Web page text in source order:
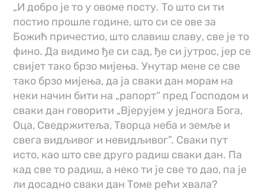
„И добро је то у овоме посту. То што си ти
постио прошле године, што си се ове за
Божић причестио, што славиш славу, све је то
фино. Да видимо ђе си сад, ђе си јутрос, јер се
свијет тако брзо мијења. Унутар мене се све
тако брзо мијења, да ја сваки дан морам на
неки начин бити на „рапорт“ пред Господом и
сваки дан говорити „Вјерујем у једнога Бога,
Оца, Сведржитеља, Творца неба и земље и
свега видљивог и невидљивог”. Сваки пут
исто, као што све друго радиш сваки дан. Па
кад све то радиш, а неко ти је све то дао, па је
ли досадно сваки дан Томе рећи хвала?